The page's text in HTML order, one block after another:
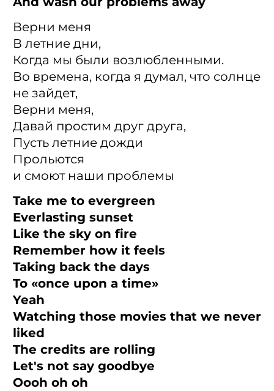
Верни меня
В летние дни,
Когда мы были возлюбленными.
Во времена, когда я думал, что солнце
не зайдет,
Верни меня,
Давай простим друг друга,
Пусть летние дожди
Прольются
и смоют наши проблемы
Take me to evergreen
Everlasting sunset
Like the sky on fire
Remember how it feels
Taking back the days
To «once upon a time»
Yeah
Watching those movies that we never
liked
The credits are rolling
Let's not say goodbye
Oooh oh oh